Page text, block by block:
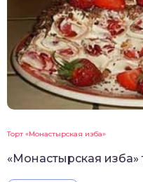
Торт «Монастырская изба»
«Монастырская изба»